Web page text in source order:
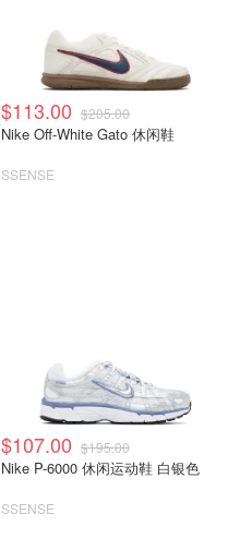
$113.00 $205.00
Nike Off-White Gato 休闲鞋
SSENSE
$107.00 $195.00
Nike P-6000 休闲运动鞋 白银色
SSENSE